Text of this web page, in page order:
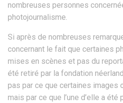
nombreuses personnes
photojournalisme.
Si après de nombreuses
concernant le fait que certaines
mises en scènes et pas du
été retiré par la fondation
pas par ce que certaines images
mais par ce que l’une d’elle a